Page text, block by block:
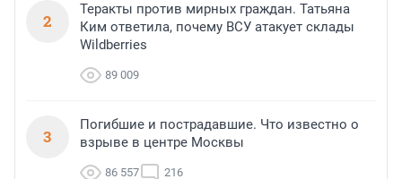
2
Теракты против мирных граждан. Татьяна
Ким ответила, почему ВСУ атакует склады
Wildberries
89 009
3
Погибшие и пострадавшие. Что известно о
взрыве в центре Москвы
86 557 216